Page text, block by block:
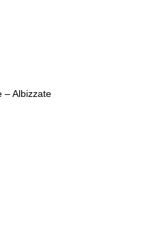
– Albizzate